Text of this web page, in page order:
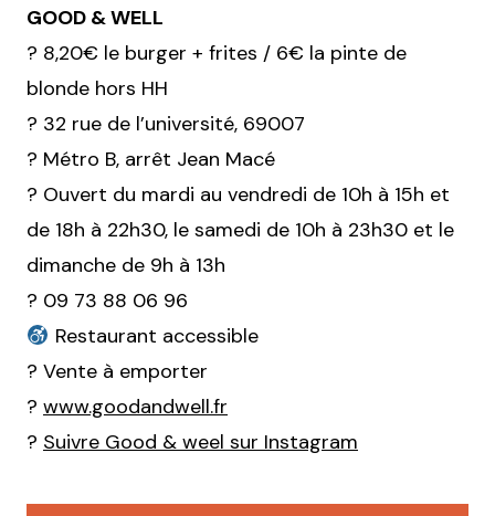
GOOD & WELL
? 8,20€ le burger + frites / 6€ la pinte de
blonde hors HH
? 32 rue de l’université, 69007
? Métro B, arrêt Jean Macé
? Ouvert du mardi au vendredi de 10h à 15h et
de 18h à 22h30, le samedi de 10h à 23h30 et le
dimanche de 9h à 13h
? 09 73 88 06 96
Restaurant accessible
? Vente à emporter
? www.goodandwell.fr
? Suivre Good & weel sur Instagram